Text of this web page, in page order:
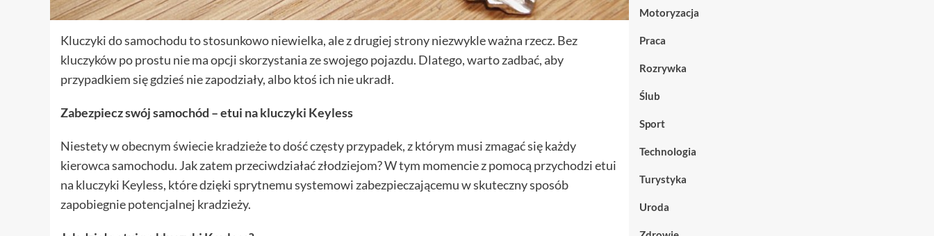
Kluczyki do samochodu to stosunkowo niewielka, ale z drugiej strony niezwykle ważna rzecz. Bez
kluczyków po prostu nie ma opcji skorzystania ze swojego pojazdu. Dlatego, warto zadbać, aby
przypadkiem się gdzieś nie zapodziały, albo ktoś ich nie ukradł.
Zabezpiecz swój samochód – etui na kluczyki Keyless
Niestety w obecnym świecie kradzieże to dość częsty przypadek, z którym musi zmagać się każdy
kierowca samochodu. Jak zatem przeciwdziałać złodziejom? W tym momencie z pomocą przychodzi etui
na kluczyki Keyless, które dzięki sprytnemu systemowi zabezpieczającemu w skuteczny sposób
zapobiegnie potencjalnej kradzieży.
Motoryzacja
Praca
Rozrywka
Ślub
Sport
Technologia
Turystyka
Uroda